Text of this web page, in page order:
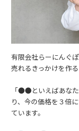
有限会社らーにんぐ
売れるきっかけを作
「●●といえばあな
り、今の価格を３倍
ています。